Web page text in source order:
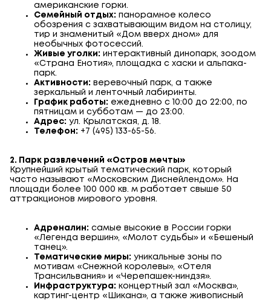
американские горки.
Семейный отдых: панорамное колесо
обозрения с захватывающим видом на столицу,
тир и знаменитый «Дом вверх дном» для
необычных фотосессий.
Живые уголки: интерактивный динопарк, зоодом
«Страна Енотия», площадка с хаски и альпака-
парк.
Активности: веревочный парк, а также
зеркальный и ленточный лабиринты.
График работы: ежедневно с 10:00 до 22:00, по
пятницам и субботам — до 23:00.
Адрес: ул. Крылатская, д. 18.
Телефон: +7 (495) 133-65-56.
2. Парк развлечений «Остров мечты»
Крупнейший крытый тематический парк, который
часто называют «Московским Диснейлендом». На
площади более 100 000 кв. м работает свыше 50
аттракционов мирового уровня.
Адреналин: самые высокие в России горки
«Легенда вершин», «Молот судьбы» и «Бешеный
танец».
Тематические миры: уникальные зоны по
мотивам «Снежной королевы», «Отеля
Трансильвания» и «Черепашек-ниндзя».
Инфраструктура: концертный зал «Москва»,
картинг-центр «Шикана», а также живописный